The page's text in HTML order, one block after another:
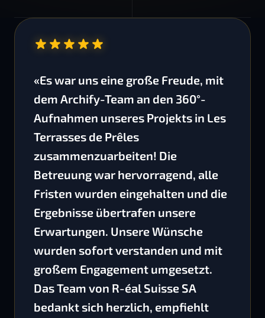
«Es war uns eine große Freude, mit
dem Archify-Team an den 360°-
Aufnahmen unseres Projekts in Les
Terrasses de Prêles
zusammenzuarbeiten! Die
Betreuung war hervorragend, alle
Fristen wurden eingehalten und die
Ergebnisse übertrafen unsere
Erwartungen. Unsere Wünsche
wurden sofort verstanden und mit
großem Engagement umgesetzt.
Das Team von R-éal Suisse SA
bedankt sich herzlich, empfiehlt